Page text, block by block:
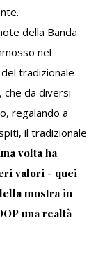
della Banda
nel
tradizionale
da diversi
regalando a
il tradizionale
volta ha
valori - quei
mostra in
una realtà